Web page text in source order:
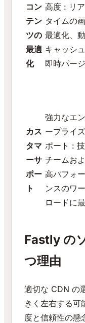
コン
テン
ツの
最適
化
高度 : リ
タイムの
最適化、
キャッシュ
即時パージ
カス
タマ
ーサ
ポー
ト
強力なエ
ープライ
ポート :
チームお
高パフォ
ンスのワ
ロードに
Fastly の
つ理由
適切な CDN の
きく左右する可
度と信頼性の懸